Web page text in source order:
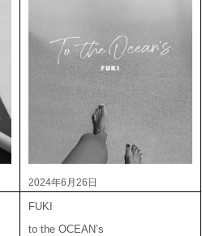
2024年6月26日
FUKI
to the OCEAN’s